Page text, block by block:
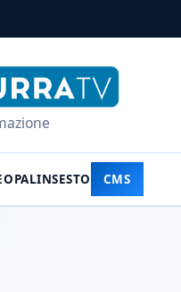
PALINSESTO CMS